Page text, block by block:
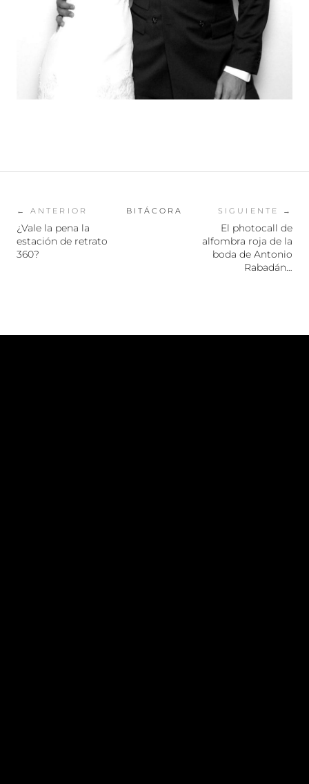
← ANTERIOR
¿Vale la pena la
estación de retrato
360?
BITÁCORA SIGUIENTE →
El photocall de
alfombra roja de la
boda de Antonio
Rabadán…